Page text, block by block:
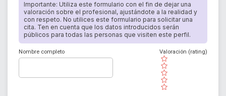
Importante: Utiliza este formulario con el fin de dejar una
valoración sobre el profesional, ajustándote a la realidad y
con respeto. No utilices este formulario para solicitar una
cita. Ten en cuenta que los datos introducidos serán
públicos para todas las personas que visiten este perfil.
Nombre completo
( )
( )
( )
( )
( )
Valoración (rating)